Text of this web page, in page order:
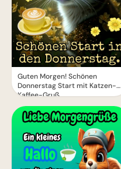
Guten Morgen! Schönen
Donnerstag Start mit Katzen-
Kaffee-Gruß